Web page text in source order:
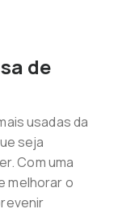
de
usadas da
seja
Com uma
melhorar o